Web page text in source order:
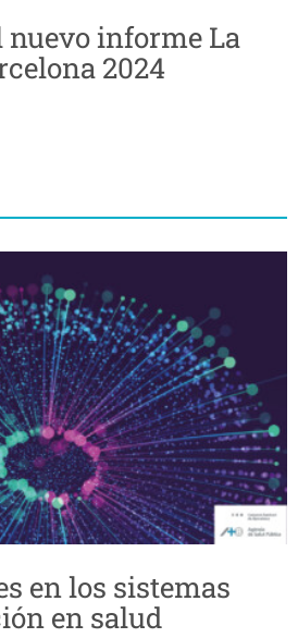
nuevo informe La
2024
en los sistemas
en salud